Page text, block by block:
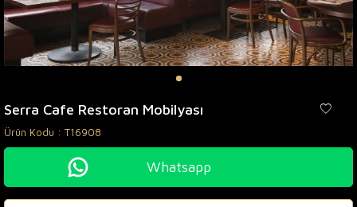
Serra Cafe Restoran Mobilyası
Ürün Kodu : T16908
Whatsapp